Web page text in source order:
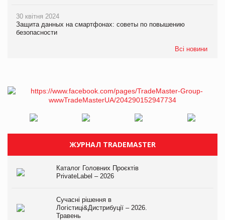
30 квітня 2024
Защита данных на смартфонах: советы по повышению
безопасности
Всі новини
ЖУРНАЛ TRADEMASTER
Каталог Головних Проєктів
PrivateLabel – 2026
Сучасні рішення в
Логістиці&Дистрибуції – 2026.
Травень